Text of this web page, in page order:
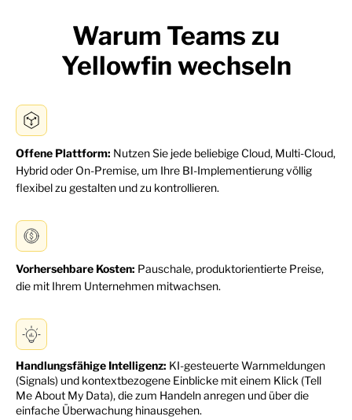
Warum Teams zu
Yellowfin wechseln
Offene Plattform: Nutzen Sie jede beliebige Cloud, Multi-Cloud,
Hybrid oder On-Premise, um Ihre BI-Implementierung völlig
flexibel zu gestalten und zu kontrollieren.
Vorhersehbare Kosten: Pauschale, produktorientierte Preise,
die mit Ihrem Unternehmen mitwachsen.
Handlungsfähige Intelligenz: KI-gesteuerte Warnmeldungen
(Signals) und kontextbezogene Einblicke mit einem Klick (Tell
Me About My Data), die zum Handeln anregen und über die
einfache Überwachung hinausgehen.